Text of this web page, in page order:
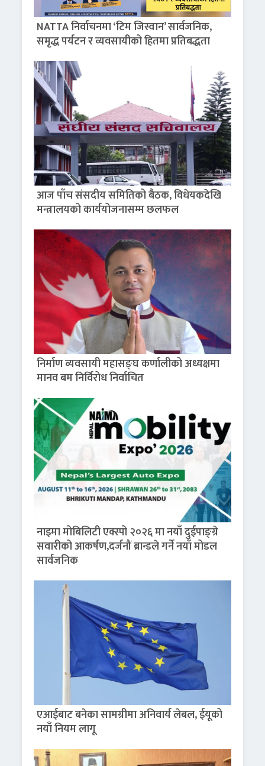
NATTA निर्वाचनमा ‘टिम जिस्वान’ सार्वजनिक,
समृद्ध पर्यटन र व्यवसायीको हितमा प्रतिबद्धता
आज पाँच संसदीय समितिको बैठक, विधेयकदेखि
मन्त्रालयको कार्ययोजनासम्म छलफल
निर्माण व्यवसायी महासङ्घ कर्णालीको अध्यक्षमा
मानव बम निर्विरोध निर्वाचित
नाइमा मोबिलिटी एक्स्पो २०२६ मा नयाँ दुईपाङ्ग्रे
सवारीको आकर्षण,दर्जनौं ब्रान्डले गर्ने नयाँ मोडल
सार्वजनिक
एआईबाट बनेका सामग्रीमा अनिवार्य लेबल, ईयूको
नयाँ नियम लागू